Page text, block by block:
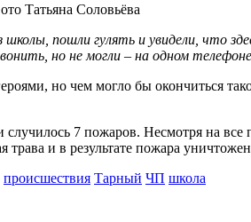
Татьяна Соловьёва
школы, пошли гулять и увидели, что
но не могли – на одном
но чем могло бы окончиться
случилось 7 пожаров. Несмотря на
трава и в результате пожара
происшествия Тарный ЧП школа